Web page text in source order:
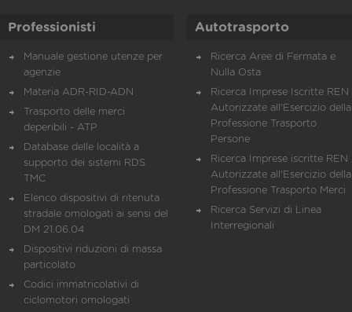
Professionisti
Manuale gestione utenze per
agenzie
Materia ADR-RID-ADN
Trasporto delle merci
deperibili - ATP
Database delle località a
supporto dei sistemi RDS
TMC
Elenco dispositivi di ritenuta
stradale omologati ai sensi del
DM 21.06.04
Dispositivi riduzioni di massa
particolato
Codici immatricolativi di
ciclomotori omologati
Autotrasporto
Ricerca Aree di Fermata e
Nulla Osta
Ricerca Imprese Iscritte REN
Autorizzate all'Esercizio della
Professione Trasporto
Persone
Ricerca Imprese iscritte REN
Autorizzate all'Esercizio della
Professione Trasporto Merci
Ricerca Servizi di Linea
Interregionali